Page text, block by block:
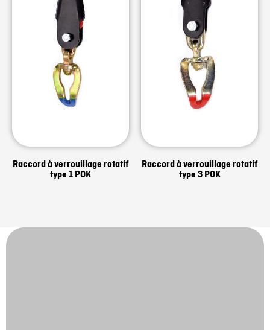
Raccord à verrouillage rotatif
type 1 POK
Raccord à verrouillage rotatif
type 3 POK